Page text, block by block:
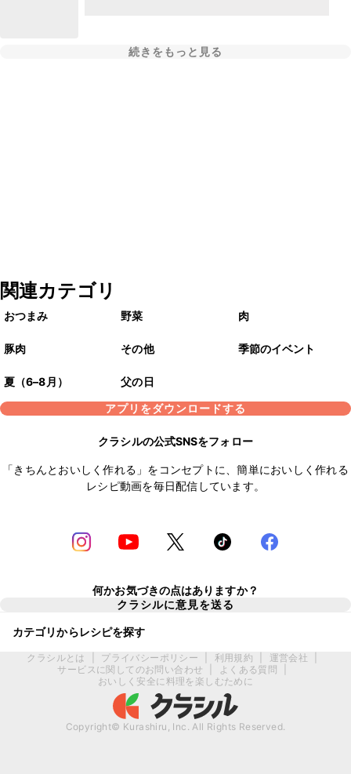
続きをもっと見る
関連カテゴリ
おつまみ 野菜 肉
豚肉 その他 季節のイベント
夏（6–8月）
父の日
アプリをダウンロードする
クラシルの公式SNSをフォロー
「きちんとおいしく作れる」をコンセプトに、簡単においしく作れる
レシピ動画を毎日配信しています。
何かお気づきの点はありますか？
クラシルに意見を送る
カテゴリからレシピを探す
クラシルとは プライバシーポリシー 利用規約 運営会社
サービスに関してのお問い合わせ
よくある質問
おいしく安全に料理を楽しむために
Copyright© Kurashiru, Inc. All Rights Reserved.